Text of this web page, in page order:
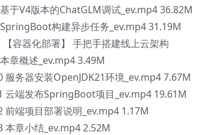
于V4版本的ChatGLM调试_ev.mp4 36.82M
构建异步任务_ev.mp4 31.19M
容器化部署】 手把手搭建线上云架构
章概述_ev.mp4 3.49M
务器安装OpenJDK21环境_ev.mp4 7.67M
端发布SpringBoot项目_ev.mp4 19.61M
端项目部署说明_ev.mp4 1.17M
章小结_ev.mp4 2.52M